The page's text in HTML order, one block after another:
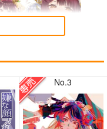
8月3日掲載
No.3